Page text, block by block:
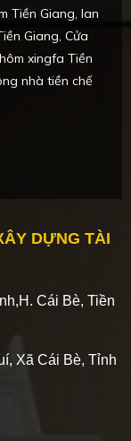
Tiền Giang, lan
Giang, Cửa
xingfa Tiền
nhà tiền chế
DỰNG TÀI
Cái Bè, Tiền
Xã Cái Bè, Tỉnh